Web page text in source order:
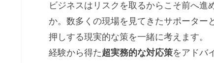
ビジネスはリスクを取るからこそ前へ
か。数多くの現場を見てきたサポーター
押しする現実的な策を一緒に考えます。
経験から得た超実務的な対応策をアドバ